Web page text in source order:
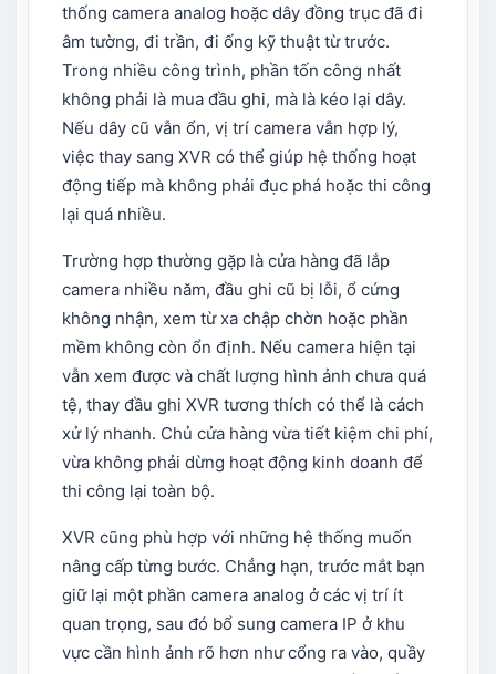
thống camera analog hoặc dây đồng trục đã đi
âm tường, đi trần, đi ống kỹ thuật từ trước.
Trong nhiều công trình, phần tốn công nhất
không phải là mua đầu ghi, mà là kéo lại dây.
Nếu dây cũ vẫn ổn, vị trí camera vẫn hợp lý,
việc thay sang XVR có thể giúp hệ thống hoạt
động tiếp mà không phải đục phá hoặc thi công
lại quá nhiều.
Trường hợp thường gặp là cửa hàng đã lắp
camera nhiều năm, đầu ghi cũ bị lỗi, ổ cứng
không nhận, xem từ xa chập chờn hoặc phần
mềm không còn ổn định. Nếu camera hiện tại
vẫn xem được và chất lượng hình ảnh chưa quá
tệ, thay đầu ghi XVR tương thích có thể là cách
xử lý nhanh. Chủ cửa hàng vừa tiết kiệm chi phí,
vừa không phải dừng hoạt động kinh doanh để
thi công lại toàn bộ.
XVR cũng phù hợp với những hệ thống muốn
nâng cấp từng bước. Chẳng hạn, trước mắt bạn
giữ lại một phần camera analog ở các vị trí ít
quan trọng, sau đó bổ sung camera IP ở khu
vực cần hình ảnh rõ hơn như cổng ra vào, quầy